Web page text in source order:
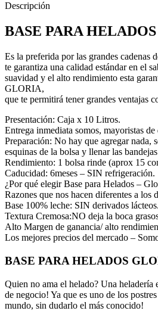
Descripción
BASE PARA
Es la preferida por las grandes cadenas
te garantiza una calidad estándar en el
suavidad y el alto rendimiento esta
GLORIA,
que te permitirá tener grandes ventajas
Presentación: Caja x 10 Litros.
Entrega inmediata somos, mayoristas
Preparación: No hay que agregar nada,
esquinas de la bolsa y llenar las
Rendimiento: 1 bolsa rinde (aprox 15
Caducidad: 6meses – SIN refrigeración.
¿Por qué elegir Base para Helados –
Razones que nos hacen diferentes a los
Base 100% leche: SIN derivados lácteos.
Textura Cremosa:NO deja la boca
Alto Margen de ganancia/ alto
Los mejores precios del mercado –
BASE PARA HELADOS
Quien no ama el helado? Una heladería
de negocio! Ya que es uno de los
mundo, sin dudarlo el más conocido!